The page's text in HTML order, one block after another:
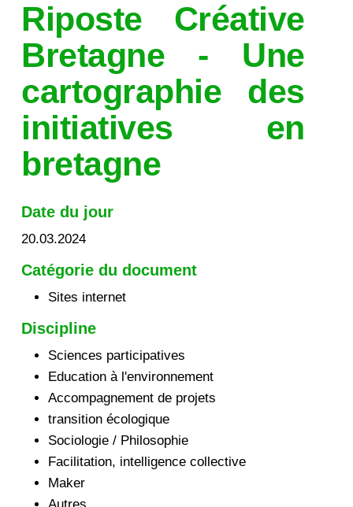
Riposte Créative
Bretagne - Une
cartographie des
initiatives en
bretagne
Date du jour
20.03.2024
Catégorie du document
Sites internet
Discipline
Sciences participatives
Education à l'environnement
Accompagnement de projets
transition écologique
Sociologie / Philosophie
Facilitation, intelligence collective
Maker